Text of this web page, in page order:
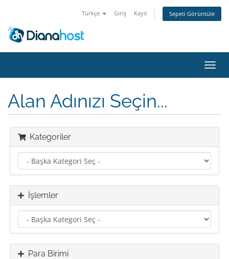
Türkçe Giriş Kayıt Sepeti Görüntüle
Alan Adınızı Seçin...
Kategoriler
İşlemler
Para Birimi